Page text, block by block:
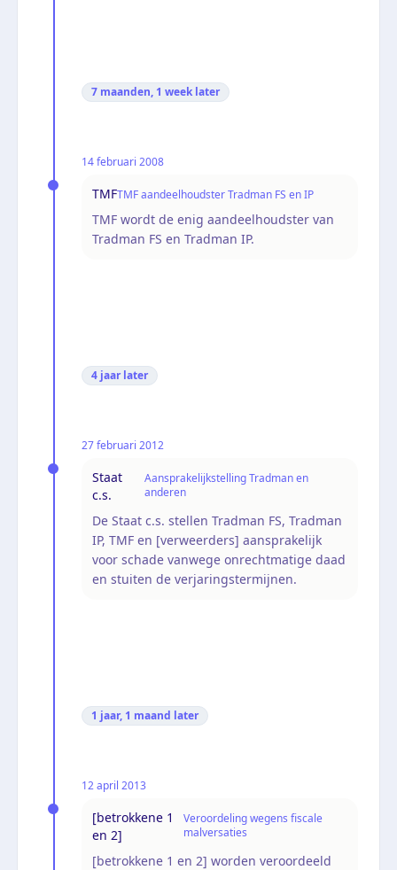
7 maanden, 1 week later
14 februari 2008
TMFTMF aandeelhoudster Tradman FS en IP
TMF wordt de enig aandeelhoudster van
Tradman FS en Tradman IP.
4 jaar later
27 februari 2012
Staat
c.s.
Aansprakelijkstelling Tradman en
anderen
De Staat c.s. stellen Tradman FS, Tradman
IP, TMF en [verweerders] aansprakelijk
voor schade vanwege onrechtmatige daad
en stuiten de verjaringstermijnen.
1 jaar, 1 maand later
12 april 2013
[betrokkene 1
en 2]
Veroordeling wegens fiscale
malversaties
[betrokkene 1 en 2] worden veroordeeld